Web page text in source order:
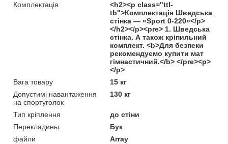
Комплектація
<h2><p class="ttl-
tb">Комплектація Шведська
стінка — «Sport 0-220»</p>
</h2></p><pre> 1. Шведська
стінка. А також кріпильний
комплект. <b>Для безпеки
рекомендуємо купити мат
гімнастичний.</b> </pre><p>
</p>
Вага товару
15 кг
Допустимі навантаження
на спортуголок
130 кг
Тип кріплення
до стіни
Перекладины
Бук
файли
Array